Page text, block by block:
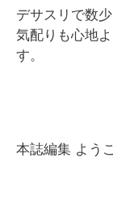
デサスリで数
気配りも心地
す。
本誌編集 ようこ